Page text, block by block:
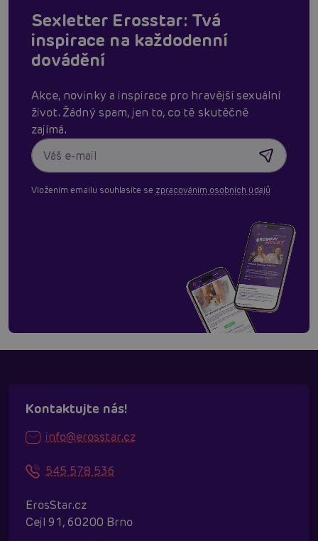
Sexletter Erosstar: Tvá
inspirace na každodenní
dovádění
Akce, novinky a inspirace pro hravější sexuální
život. Žádný spam, jen to, co tě skutěčně
zajímá.
Vložením emailu souhlasíte se zpracováním osobních údajů
Kontaktujte nás!
info@erosstar.cz
545 578 536
ErosStar.cz
Cejl 91, 60200 Brno